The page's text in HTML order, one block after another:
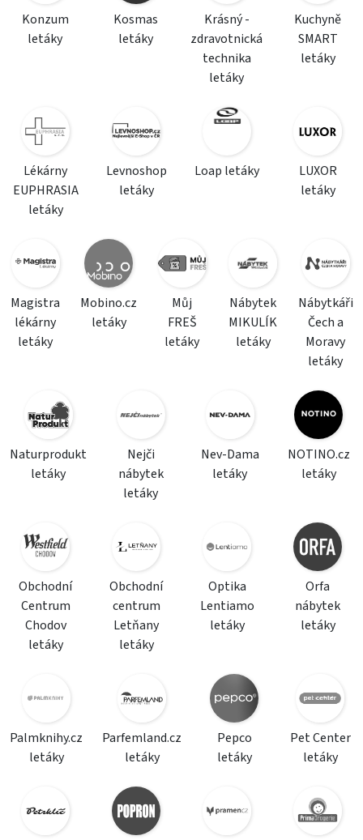
Konzum
letáky
Kosmas
letáky
Krásný -
zdravotnická
technika
letáky
Kuchyně
SMART
letáky
Lékárny
EUPHRASIA
letáky
Levnoshop
letáky
Loap letáky
LUXOR
letáky
Magistra
lékárny
letáky
Mobino.cz
letáky
Můj
FREŠ
letáky
Nábytek
MIKULÍK
letáky
Nábytkáři
Čech a
Moravy
letáky
Naturprodukt
letáky
Nejči
nábytek
letáky
Nev-Dama
letáky
NOTINO.cz
letáky
Obchodní
Centrum
Chodov
letáky
Obchodní
centrum
Letňany
letáky
Optika
Lentiamo
letáky
Orfa
nábytek
letáky
Palmknihy.cz
letáky
Parfemland.cz
letáky
Pepco
letáky
Pet Center
letáky